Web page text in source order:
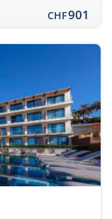
CHF901